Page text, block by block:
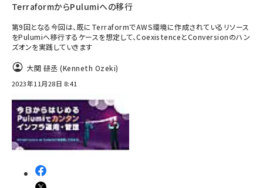
TerraformからPulumiへの移行
第9回となる今回は、既にTerraformでAWS環境に作成されているリソース
をPulumiへ移行するケースを想定して、CoexistenceとConversionのハン
ズオンを実践していきます
大関 研丞 (Kenneth Ozeki)
2023年11月28日 8:41